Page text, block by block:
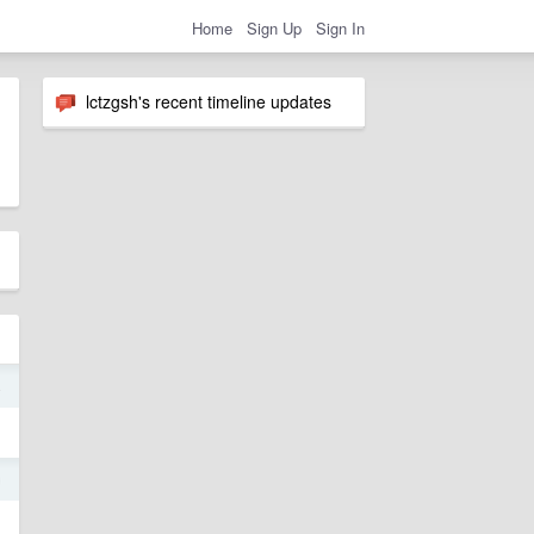
Home Sign Up Sign In
lctzgsh's recent timeline updates